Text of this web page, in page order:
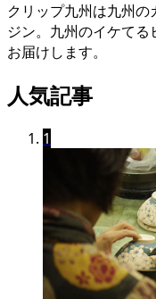
クリップ九州は九州
ジン。九州のイケて
お届けします。
人気記事
1